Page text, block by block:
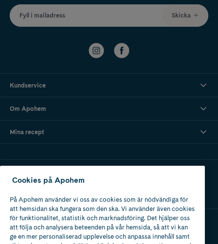
Fyll i mailadress Skicka
Kundservice
Om Apohem
Mina recept
Apotek med tillstånd
av Läkemedelsverket
Cookies på Apohem
På Apohem använder vi oss av cookies som är nödvändiga för
att hemsidan ska fungera som den ska. Vi använder även cookies
för funktionalitet, statistik och marknadsföring. Det hjälper oss
att följa och analysera beteenden på vår hemsida, så att vi kan
ge en mer personaliserad upplevelse och anpassa innehåll samt